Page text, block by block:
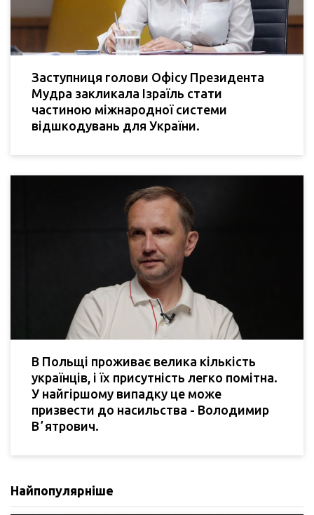
Заступниця голови Офісу Президента
Мудра закликала Ізраїль стати
частиною міжнародної системи
відшкодувань для України.
В Польщі проживає велика кількість
українців, і їх присутність легко помітна.
У найгіршому випадку це може
призвести до насильства - Володимир
Вʼятрович.
Найпопулярніше